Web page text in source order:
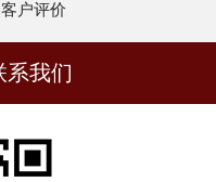
客户评价
系我们